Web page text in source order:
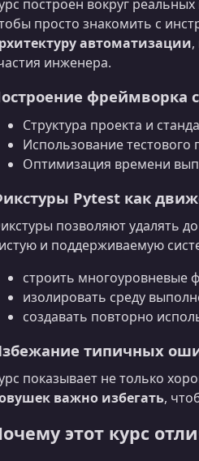
построен вокруг
просто знакомить с
автоматизации
инженера.
фреймворка
Структура проекта и
Использование
Оптимизация времени
Pytest как
позволяют удалять
и поддерживаемую
строить многоуровневые
изолировать среду
создавать повторно
типичных
показывает не только
важно избегать,
этот курс